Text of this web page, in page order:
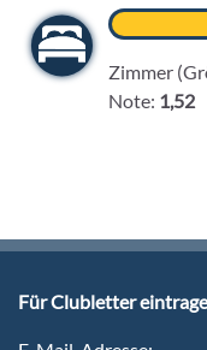
Zimmer
Note: 1,52
Für Clubletter